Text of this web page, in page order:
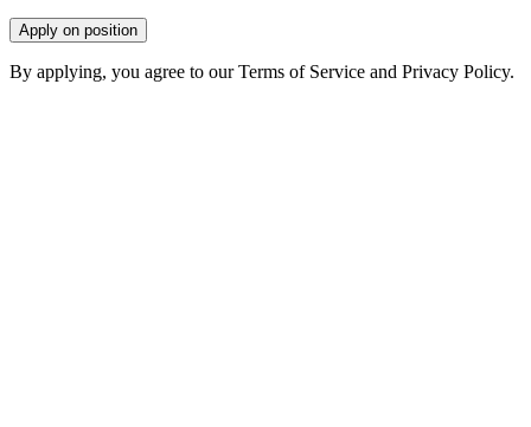
Apply on position
By applying, you agree to our Terms of Service and Privacy Policy.